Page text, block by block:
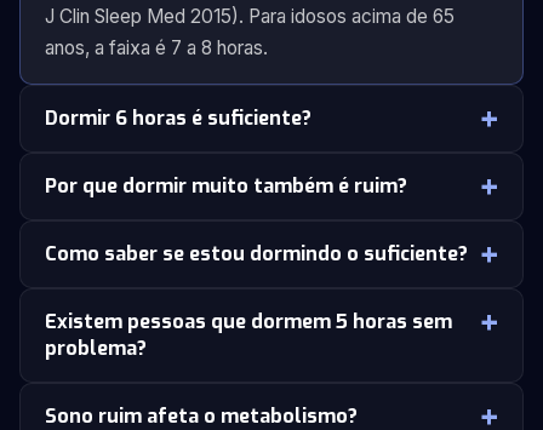
J Clin Sleep Med 2015). Para idosos acima de 65
anos, a faixa é 7 a 8 horas.
Dormir 6 horas é suficiente?
Por que dormir muito também é ruim?
Como saber se estou dormindo o suficiente?
Existem pessoas que dormem 5 horas sem
problema?
Sono ruim afeta o metabolismo?